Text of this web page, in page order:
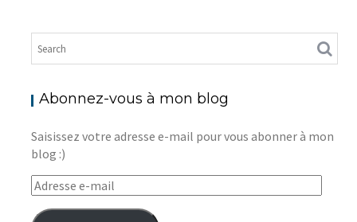
Abonnez-vous à mon blog
Saisissez votre adresse e-mail pour vous abonner à mon
blog :)
Adresse
e-
mail